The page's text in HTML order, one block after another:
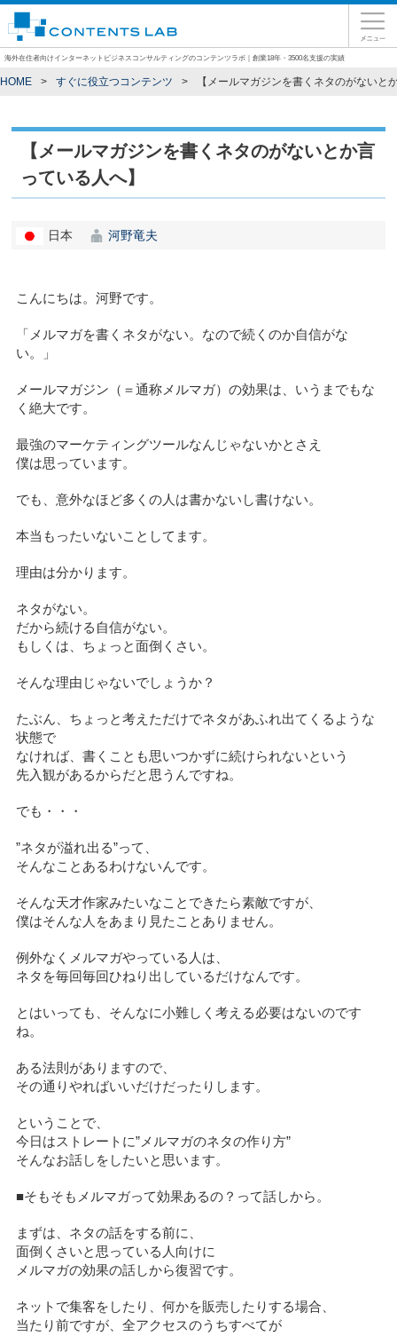
海外在住者向けインターネットビジネスコンサルティングのコンテンツラボ｜創業18年・3500名支援の実績
HOME すぐに役立つコンテンツ 【メールマガジンを書くネタのがないと
【メールマガジンを書くネタのがないとか言
っている人へ】
日本 河野竜夫
こんにちは。河野です。
「メルマガを書くネタがない。なので続くのか自信がな
い。」
メールマガジン（＝通称メルマガ）の効果は、いうまでもな
く絶大です。
最強のマーケティングツールなんじゃないかとさえ
僕は思っています。
でも、意外なほど多くの人は書かないし書けない。
本当もったいないことしてます。
理由は分かります。
ネタがない。
だから続ける自信がない。
もしくは、ちょっと面倒くさい。
そんな理由じゃないでしょうか？
たぶん、ちょっと考えただけでネタがあふれ出てくるような
状態で
なければ、書くことも思いつかずに続けられないという
先入観があるからだと思うんですね。
でも・・・
”ネタが溢れ出る”って、
そんなことあるわけないんです。
そんな天才作家みたいなことできたら素敵ですが、
僕はそんな人をあまり見たことありません。
例外なくメルマガやっている人は、
ネタを毎回毎回ひねり出しているだけなんです。
とはいっても、そんなに小難しく考える必要はないのです
ね。
ある法則がありますので、
その通りやればいいだけだったりします。
ということで、
今日はストレートに”メルマガのネタの作り方”
そんなお話しをしたいと思います。
■そもそもメルマガって効果あるの？って話しから。
まずは、ネタの話をする前に、
面倒くさいと思っている人向けに
メルマガの効果の話しから復習です。
ネットで集客をしたり、何かを販売したりする場合、
当たり前ですが、全アクセスのうちすべてが